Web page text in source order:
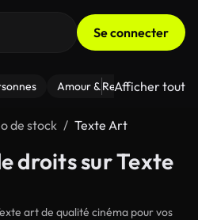
Se connecter
Amour & Relations Le
Afficher tout
de stock Texte Art
droits sur Texte
art de qualité cinéma pour vos